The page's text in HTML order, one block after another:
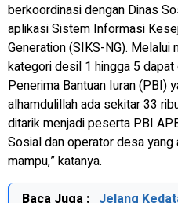
berkoordinasi dengan Dinas
aplikasi Sistem Informasi
Generation (SIKS-NG).
kategori desil 1 hingga 5
Penerima Bantuan Iuran (PBI)
alhamdulillah ada sekitar 33
ditarik menjadi peserta PBI
Sosial dan operator desa
mampu,” katanya.